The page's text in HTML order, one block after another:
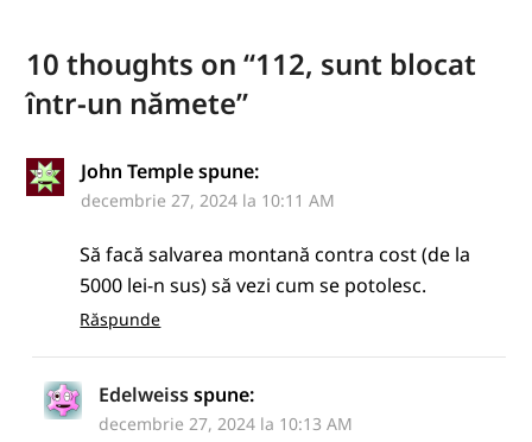
10 thoughts on “112, sunt blocat
într-un nămete”
John Temple spune:
decembrie 27, 2024 la 10:11 AM
Să facă salvarea montană contra cost (de la
5000 lei-n sus) să vezi cum se potolesc.
Răspunde
Edelweiss spune:
decembrie 27, 2024 la 10:13 AM